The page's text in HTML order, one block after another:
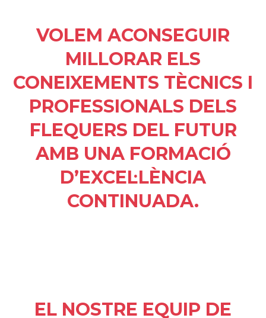
VOLEM ACONSEGUIR
MILLORAR ELS
CONEIXEMENTS TÈCNICS I
PROFESSIONALS DELS
FLEQUERS DEL FUTUR
AMB UNA FORMACIÓ
D’EXCEL·LÈNCIA
CONTINUADA.
EL NOSTRE EQUIP DE